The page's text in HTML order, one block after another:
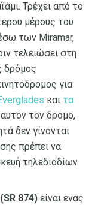
Τρέχει από το
μέρους του
των Miramar,
τελειώσει στη
δρόμος
για
και τα
τον δρόμο,
δεν γίνονται
πρέπει να
τηλεδιοδίων
874) είναι ένας